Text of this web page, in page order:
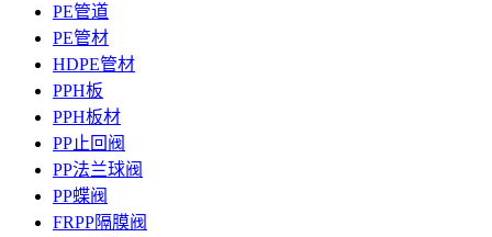
PE管道
PE管材
HDPE管材
PPH板
PPH板材
PP止回阀
PP法兰球阀
PP蝶阀
FRPP隔膜阀